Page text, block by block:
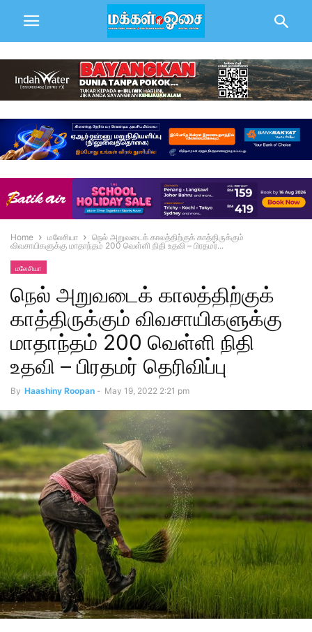
Home மலேசியா
நெல் அறுவடைக் காலத்திற்குக் காத்திருக்கும்
விவசாயிகளுக்கு மாதாந்தம் 200 வெள்ளி நிதி உதவி – பிரதமர்...
மலேசியா
நெல் அறுவடைக் காலத்திற்குக்
காத்திருக்கும் விவசாயிகளுக்கு
மாதாந்தம் 200 வெள்ளி நிதி
உதவி – பிரதமர் தெரிவிப்பு
By Haashiny Roopan - May 19, 2022 2:21 pm